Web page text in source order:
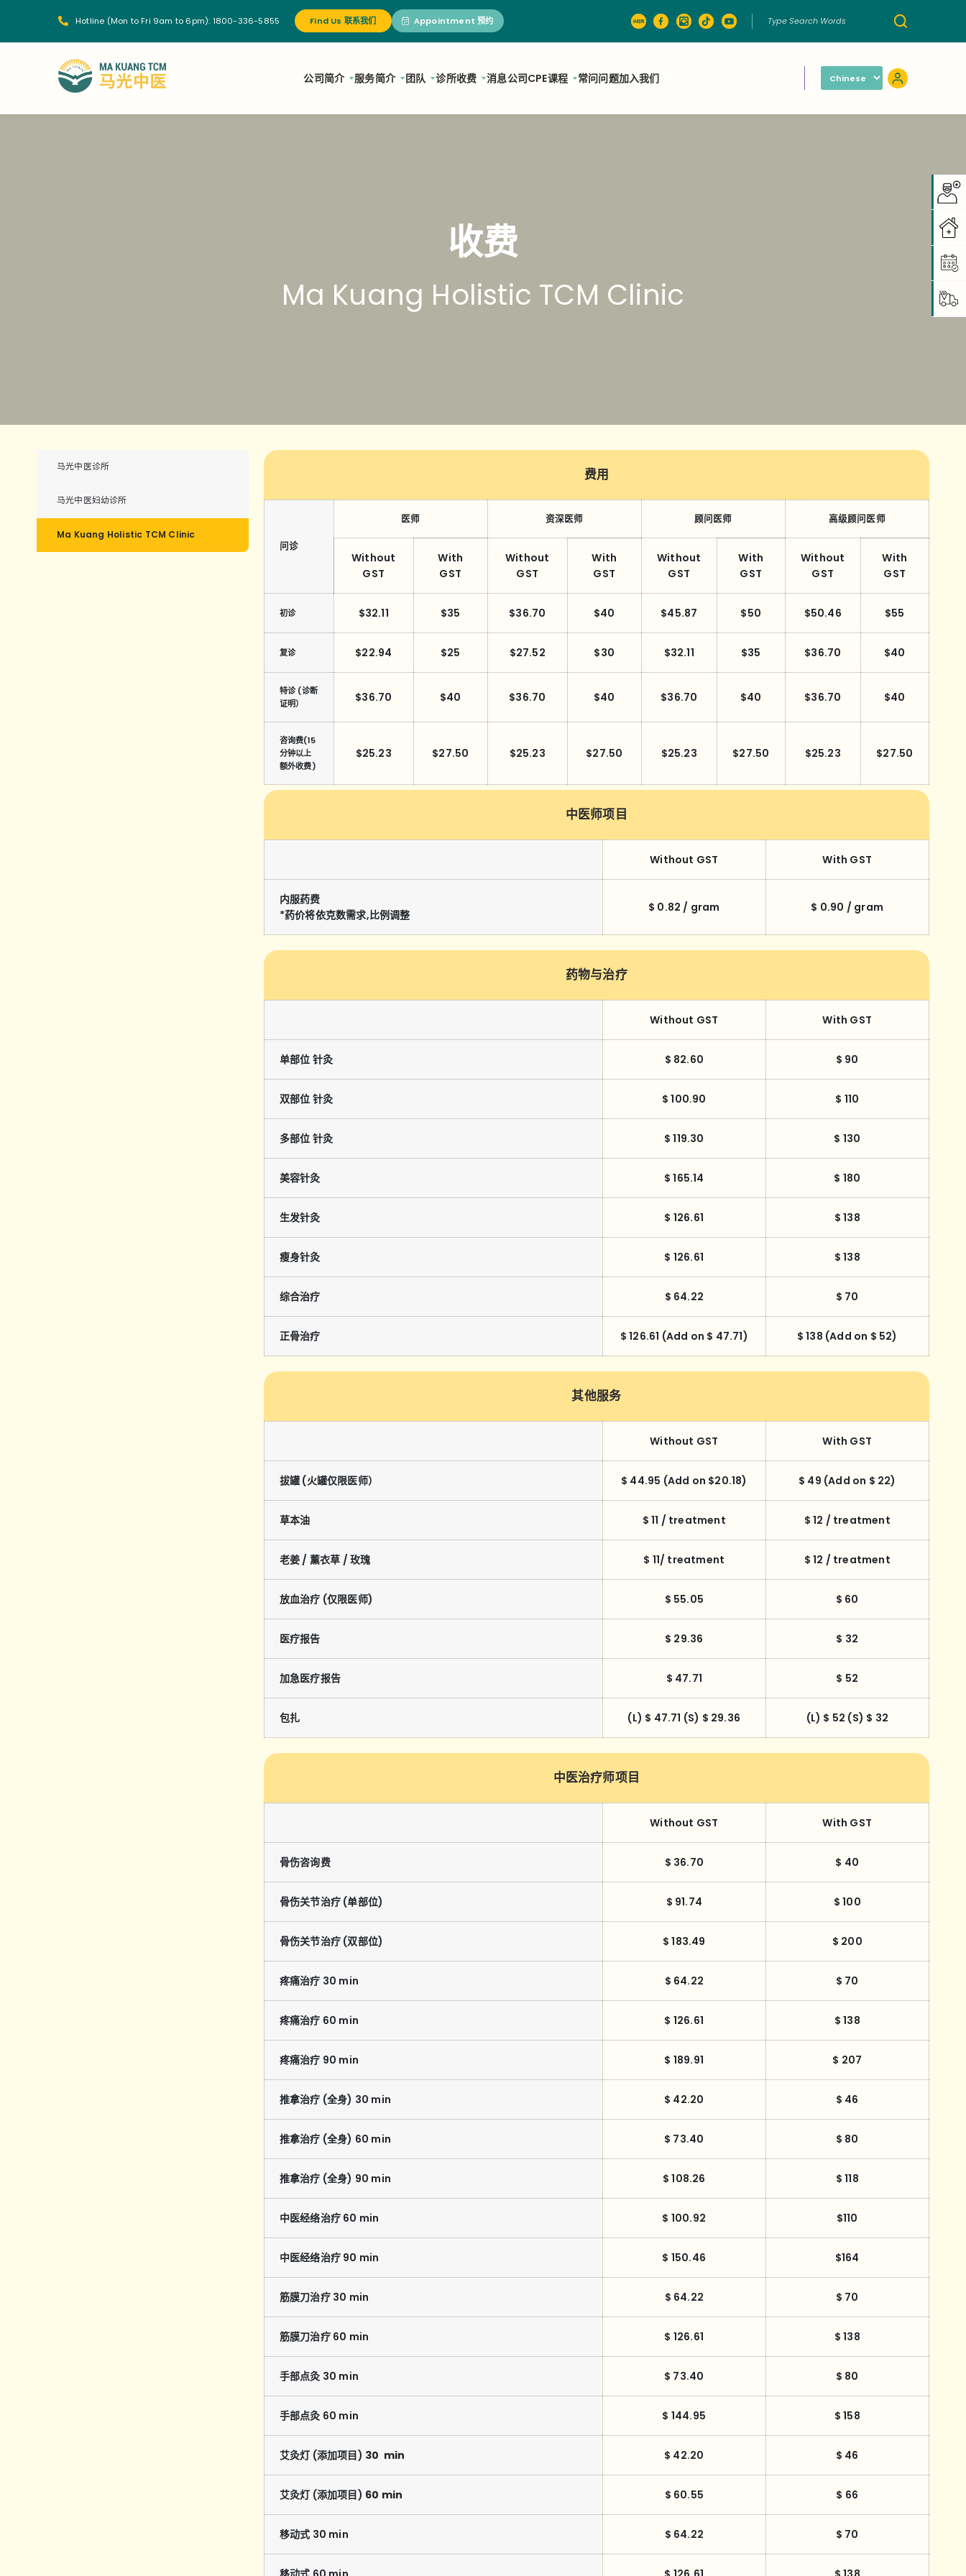
Hotline (Mon to Fri 9am to 6pm): 1800-336-5855 Find Us 联系我们 Appointment 预约
公司简介 服务简介 团队 诊所收费 消息公司CPE课程 常问问题加入我们
收费
Ma Kuang Holistic TCM Clinic
马光中医诊所
马光中医妇幼诊所
Ma Kuang Holistic TCM Clinic
费用
问诊
医师 资深医师 顾问医师 高级顾问医师
Without
GST
With
GST
Without
GST
With
GST
Without
GST
With
GST
Without
GST
With
GST
初诊 $32.11 $35 $36.70 $40 $45.87 $50 $50.46 $55
复诊 $22.94 $25 $27.52 $30 $32.11 $35 $36.70 $40
特诊 (诊断
证明）
$36.70 $40 $36.70 $40 $36.70 $40 $36.70 $40
咨询费(15
分钟以上
额外收费)
$25.23 $27.50 $25.23 $27.50 $25.23 $27.50 $25.23 $27.50
中医师项目
Without GST With GST
内服药费
*药价将依克数需求,比例调整
$ 0.82 / gram $ 0.90 / gram
药物与治疗
Without GST With GST
单部位 针灸 $ 82.60 $ 90
双部位 针灸 $ 100.90 $ 110
多部位 针灸 $ 119.30 $ 130
美容针灸 $ 165.14 $ 180
生发针灸 $ 126.61 $ 138
瘦身针灸 $ 126.61 $ 138
综合治疗 $ 64.22 $ 70
正骨治疗 $ 126.61 (Add on $ 47.71) $ 138 (Add on $ 52)
其他服务
Without GST With GST
拔罐 (火罐仅限医师） $ 44.95 (Add on $20.18) $ 49 (Add on $ 22)
草本油 $ 11 / treatment $ 12 / treatment
老姜 / 薰衣草 / 玫瑰 $ 11/ treatment $ 12 / treatment
放血治疗 (仅限医师) $ 55.05 $ 60
医疗报告 $ 29.36 $ 32
加急医疗报告 $ 47.71 $ 52
包扎 (L) $ 47.71 (S) $ 29.36 (L) $ 52 (S) $ 32
中医治疗师项目
Without GST With GST
骨伤咨询费 $ 36.70 $ 40
骨伤关节治疗 (单部位) $ 91.74 $ 100
骨伤关节治疗 (双部位) $ 183.49 $ 200
疼痛治疗 30 min $ 64.22 $ 70
疼痛治疗 60 min $ 126.61 $ 138
疼痛治疗 90 min $ 189.91 $ 207
推拿治疗 (全身) 30 min $ 42.20 $ 46
推拿治疗 (全身) 60 min $ 73.40 $ 80
推拿治疗 (全身) 90 min $ 108.26 $ 118
中医经络治疗 60 min $ 100.92 $110
中医经络治疗 90 min $ 150.46 $164
筋膜刀治疗 30 min $ 64.22 $ 70
筋膜刀治疗 60 min $ 126.61 $ 138
手部点灸 30 min $ 73.40 $ 80
手部点灸 60 min $ 144.95 $ 158
艾灸灯 (添加项目) 30 min $ 42.20 $ 46
艾灸灯 (添加项目) 60 min $ 60.55 $ 66
移动式 30 min $ 64.22 $ 70